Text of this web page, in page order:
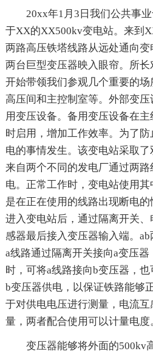
20xx年1月3日我们公共事
于XX的XX500kv变电站。来到
两路高压铁塔线路从远处通向
两台巨型变压器映入眼帘。所
开始带领我们参观几个重要的场
高压间和主控制室等。外部变
用变压设备。备用变压设备在
时启用，增加工作效率。为了
电的事情发生。该变电站采取
来自两个不同的发电厂通过两
电。正常工作时，变电站使用
是在正在使用的线路出现断电
进入变电站后，通过隔离开关
感器最后接入变压器输入端。ab
a线路通过隔离开关接向a变压
时，可将a线路接向b变压器，
b变压器供电，以保证铁路能够
于对供电电压进行测量，电流
量，两者配合使用可以计量电度
变压器能够将外面的500kv